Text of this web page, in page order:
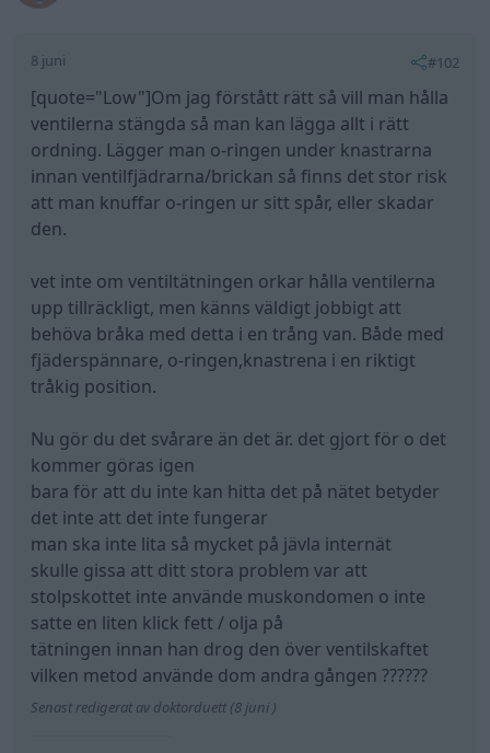
8 juni #102
[quote="Low"]Om jag förstått rätt så vill man hålla
ventilerna stängda så man kan lägga allt i rätt
ordning. Lägger man o-ringen under knastrarna
innan ventilfjädrarna/brickan så finns det stor risk
att man knuffar o-ringen ur sitt spår, eller skadar
den.
vet inte om ventiltätningen orkar hålla ventilerna
upp tillräckligt, men känns väldigt jobbigt att
behöva bråka med detta i en trång van. Både med
fjäderspännare, o-ringen,knastrena i en riktigt
tråkig position.
Nu gör du det svårare än det är. det gjort för o det
kommer göras igen
bara för att du inte kan hitta det på nätet betyder
det inte att det inte fungerar
man ska inte lita så mycket på jävla internät
skulle gissa att ditt stora problem var att
stolpskottet inte använde muskondomen o inte
satte en liten klick fett / olja på
tätningen innan han drog den över ventilskaftet
vilken metod använde dom andra gången ??????
Senast redigerat av doktorduett (8 juni )